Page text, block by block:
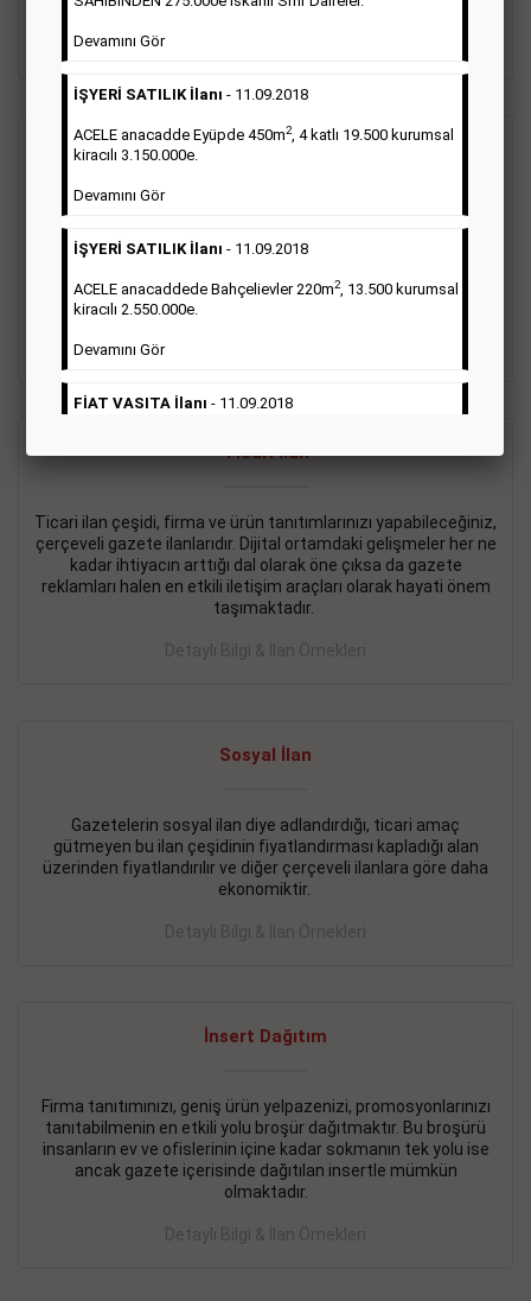
Detaylı Bilgi & İlan Örnekleri
Vasıta İlanı
Sarı sayfa ilanlar alım- satım, duyuru, mini reklam şeklinde
ifade edilebilen ilanlardır. Gazetelerin tirajını önemli ölçüde
etkilerler ve gazete gelirlerinin de önemli bir bölümünü
oluştururlar.Sabah sarı sayfa eleman ilanlarında 6 kelime
sayısı şartı aranmamaktadır.
Detaylı Bilgi & İlan Örnekleri
Ticari İlan
Ticari ilan çeşidi, firma ve ürün tanıtımlarınızı yapabileceğiniz,
çerçeveli gazete ilanlarıdır. Dijital ortamdaki gelişmeler her ne
kadar ihtiyacın arttığı dal olarak öne çıksa da gazete
reklamları halen en etkili iletişim araçları olarak hayati önem
taşımaktadır.
Detaylı Bilgi & İlan Örnekleri
Sosyal İlan
Gazetelerin sosyal ilan diye adlandırdığı, ticari amaç
gütmeyen bu ilan çeşidinin fiyatlandırması kapladığı alan
üzerinden fiyatlandırılır ve diğer çerçeveli ilanlara göre daha
ekonomiktir.
Detaylı Bilgi & İlan Örnekleri
İnsert Dağıtım
Firma tanıtımınızı, geniş ürün yelpazenizi, promosyonlarınızı
tanıtabilmenin en etkili yolu broşür dağıtmaktır. Bu broşürü
insanların ev ve ofislerinin içine kadar sokmanın tek yolu ise
ancak gazete içerisinde dağıtılan insertle mümkün
olmaktadır.
Detaylı Bilgi & İlan Örnekleri
Devamını Gör
İŞYERİ SATILIK İlanı - 11.09.2018
ACELE anacadde Eyüpde 450m2, 4 katlı 19.500 kurumsal
kiracılı 3.150.000e.
Devamını Gör
İŞYERİ SATILIK İlanı - 11.09.2018
ACELE anacaddede Bahçelievler 220m2, 13.500 kurumsal
kiracılı 2.550.000e.
Devamını Gör
FİAT VASITA İlanı - 11.09.2018
2.800.000e kurumsal mağaza.
BAKIRKÖY SATILIK İlanı- 11.09.2018
KARTALTEPEde kelepir 2+ 1 satılık daire
İŞYERİ KİRALIK İlanı - 11.09.2018
BEYLİKDÜZÜ Kavaklıda 4 katlı bina
DEVREMÜLK KİRALIK İlanı- 11.09.2018
SİNYE Tekstile Şoförlüğü olan 35 yaşını aşmamış, Depo
elemanı alınacaktır. Osmanbey, Şişli